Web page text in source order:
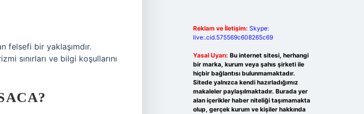
felsefi bir yaklaşımdır.
sınırları ve bilgi koşullarını
Reklam ve İletişim: Skype:
live:.cid.575569c608265c69
Yasal Uyarı: Bu internet sitesi, herhangi
bir marka, kurum veya şahıs şirketi ile
hiçbir bağlantısı bulunmamaktadır.
Sitede yalnızca kendi hazırladığımız
makaleler paylaşılmaktadır. Burada yer
alan içerikler haber niteliği taşımamakta
olup, gerçek kurum ve kişiler hakkında